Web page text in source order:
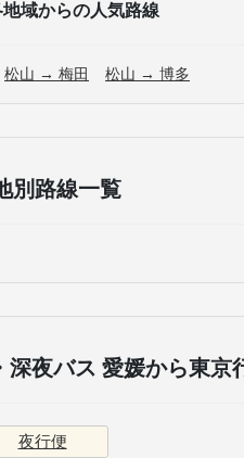
域からの人気路線
松山 → 梅田 松山 → 博多
別路線一覧
夜バス 愛媛から東京
夜行便